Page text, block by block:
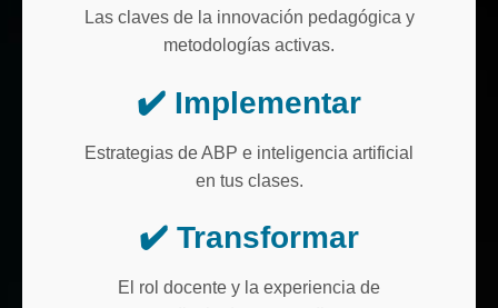
Las claves de la innovación pedagógica y
metodologías activas.
✔️ Implementar
Estrategias de ABP e inteligencia artificial
en tus clases.
✔️ Transformar
El rol docente y la experiencia de